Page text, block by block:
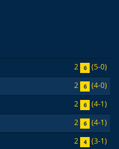
2 6
(5-0)
2 6
(4-0)
2 6
(4-1)
2 6
(4-1)
2 4
(3-1)